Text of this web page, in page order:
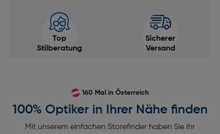
Top
Stilberatung
Sicherer
Versand
160 Mal in Österreich
100% Optiker in Ihrer Nähe finden
Mit unserem einfachen Storefinder haben Sie Ihr